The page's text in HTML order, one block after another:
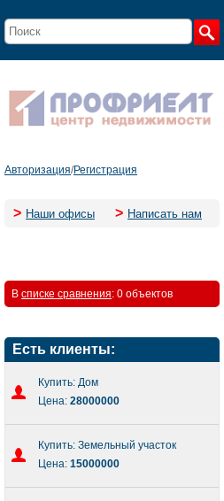
Авторизация/Регистрация
> Наши офисы > Написать нам
В списке сравнения: 0 объектов
Есть клиенты:
Купить: Дом
Цена: 28000000
Купить: Земельный участок
Цена: 15000000